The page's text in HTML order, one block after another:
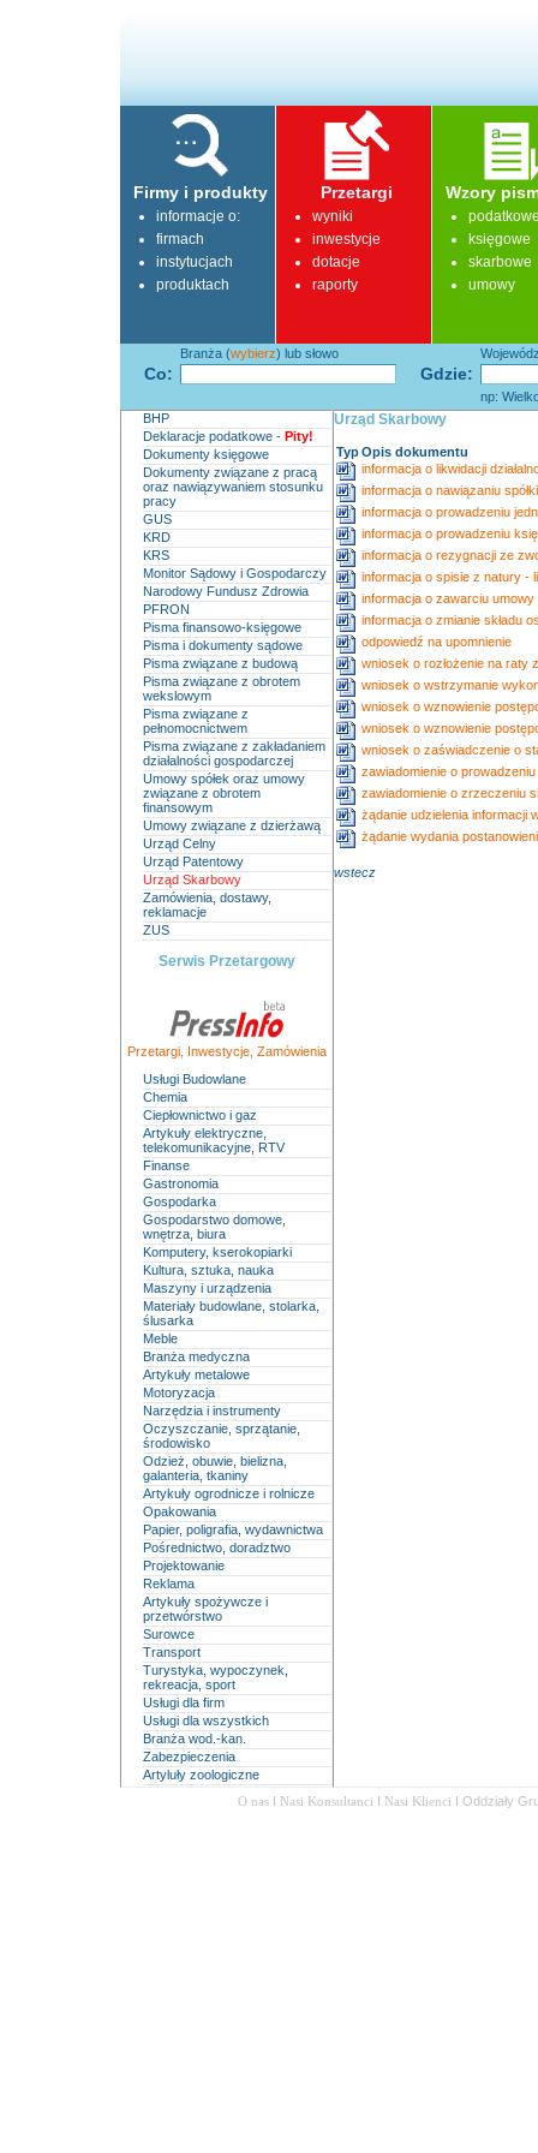
Firmy i produkty
informacje o:
firmach
instytucjach
produktach
Przetargi
wyniki
inwestycje
dotacje
raporty
Wzory
księgowe
skarbowe
umowy
Co: Gdzie:
Branża (wybierz) lub słowo
np:
BHP
Deklaracje podatkowe - Pity!
Dokumenty księgowe
Dokumenty związane z pracą
oraz nawiązywaniem stosunku
pracy
GUS
KRD
KRS
Monitor Sądowy i Gospodarczy
Narodowy Fundusz Zdrowia
PFRON
Pisma finansowo-księgowe
Pisma i dokumenty sądowe
Pisma związane z budową
Pisma związane z obrotem
wekslowym
Pisma związane z
pełnomocnictwem
Pisma związane z zakładaniem
działalności gospodarczej
Umowy spółek oraz umowy
związane z obrotem
finansowym
Umowy związane z dzierżawą
Urząd Celny
Urząd Patentowy
Urząd Skarbowy
Zamówienia, dostawy,
reklamacje
ZUS
Serwis Przetargowy
Przetargi, Inwestycje, Zamówienia
Usługi Budowlane
Chemia
Ciepłownictwo i gaz
Artykuły elektryczne,
telekomunikacyjne, RTV
Finanse
Gastronomia
Gospodarka
Gospodarstwo domowe,
wnętrza, biura
Komputery, kserokopiarki
Kultura, sztuka, nauka
Maszyny i urządzenia
Materiały budowlane, stolarka,
ślusarka
Meble
Branża medyczna
Artykuły metalowe
Motoryzacja
Narzędzia i instrumenty
Oczyszczanie, sprzątanie,
środowisko
Odzież, obuwie, bielizna,
galanteria, tkaniny
Artykuły ogrodnicze i rolnicze
Opakowania
Papier, poligrafia, wydawnictwa
Pośrednictwo, doradztwo
Projektowanie
Reklama
Artykuły spożywcze i
przetwórstwo
Surowce
Transport
Turystyka, wypoczynek,
rekreacja, sport
Usługi dla firm
Usługi dla wszystkich
Branża wod.-kan.
Zabezpieczenia
Artyluły zoologiczne
Urząd Skarbowy
TypOpis dokumentu
informacja o likwidacji
informacja o nawiązaniu spółki
informacja o prowadzeniu
informacja o prowadzeniu
informacja o rezygnacji ze
informacja o spisie z natury -
informacja o zawarciu
informacja o zmianie składu
odpowiedź na upomnienie
wniosek o rozłożenie na raty
wniosek o wstrzymanie
wniosek o wznowienie
wniosek o wznowienie
wniosek o zaświadczenie o
zawiadomienie o
zawiadomienie o zrzeczeniu
żądanie udzielenia informacji
żądanie wydania
wstecz
O nas I Nasi Konsultanci I Nasi Klienci I Oddziały